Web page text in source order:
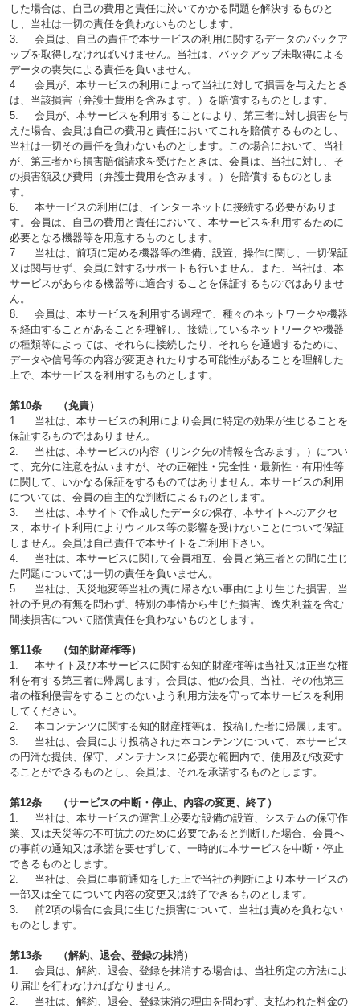
した場合は、自己の費用と責任に於いてかかる問題を解決するものと
し、当社は一切の責任を負わないものとします。
3. 会員は、自己の責任で本サービスの利用に関するデータのバックア
ップを取得しなければいけません。当社は、バックアップ未取得による
データの喪失による責任を負いません。
4. 会員が、本サービスの利用によって当社に対して損害を与えたとき
は、当該損害（弁護士費用を含みます。）を賠償するものとします。
5. 会員が、本サービスを利用することにより、第三者に対し損害を与
えた場合、会員は自己の費用と責任においてこれを賠償するものとし、
当社は一切その責任を負わないものとします。この場合において、当社
が、第三者から損害賠償請求を受けたときは、会員は、当社に対し、そ
の損害額及び費用（弁護士費用を含みます。）を賠償するものとしま
す。
6. 本サービスの利用には、インターネットに接続する必要がありま
す。会員は、自己の費用と責任において、本サービスを利用するために
必要となる機器等を用意するものとします。
7. 当社は、前項に定める機器等の準備、設置、操作に関し、一切保証
又は関与せず、会員に対するサポートも行いません。また、当社は、本
サービスがあらゆる機器等に適合することを保証するものではありませ
ん。
8. 会員は、本サービスを利用する過程で、種々のネットワークや機器
を経由することがあることを理解し、接続しているネットワークや機器
の種類等によっては、それらに接続したり、それらを通過するために、
データや信号等の内容が変更されたりする可能性があることを理解した
上で、本サービスを利用するものとします。
第10条 （免責）
1. 当社は、本サービスの利用により会員に特定の効果が生じることを
保証するものではありません。
2. 当社は、本サービスの内容（リンク先の情報を含みます。）につい
て、充分に注意を払いますが、その正確性・完全性・最新性・有用性等
に関して、いかなる保証をするものではありません。本サービスの利用
については、会員の自主的な判断によるものとします。
3. 当社は、本サイトで作成したデータの保存、本サイトへのアクセ
ス、本サイト利用によりウィルス等の影響を受けないことについて保証
しません。会員は自己責任で本サイトをご利用下さい。
4. 当社は、本サービスに関して会員相互、会員と第三者との間に生じ
た問題については一切の責任を負いません。
5. 当社は、天災地変等当社の責に帰さない事由により生じた損害、当
社の予見の有無を問わず、特別の事情から生じた損害、逸失利益を含む
間接損害について賠償責任を負わないものとします。
第11条 （知的財産権等）
1. 本サイト及び本サービスに関する知的財産権等は当社又は正当な権
利を有する第三者に帰属します。会員は、他の会員、当社、その他第三
者の権利侵害をすることのないよう利用方法を守って本サービスを利用
してください。
2. 本コンテンツに関する知的財産権等は、投稿した者に帰属します。
3. 当社は、会員により投稿された本コンテンツについて、本サービス
の円滑な提供、保守、メンテナンスに必要な範囲内で、使用及び改変す
ることができるものとし、会員は、それを承諾するものとします。
第12条 （サービスの中断・停止、内容の変更、終了）
1. 当社は、本サービスの運営上必要な設備の設置、システムの保守作
業、又は天災等の不可抗力のために必要であると判断した場合、会員へ
の事前の通知又は承諾を要せずして、一時的に本サービスを中断・停止
できるものとします。
2. 当社は、会員に事前通知をした上で当社の判断により本サービスの
一部又は全てについて内容の変更又は終了できるものとします。
3. 前2項の場合に会員に生じた損害について、当社は責めを負わない
ものとします。
第13条 （解約、退会、登録の抹消）
1. 会員は、解約、退会、登録を抹消する場合は、当社所定の方法によ
り届出を行わなければなりません。
2. 当社は、解約、退会、登録抹消の理由を問わず、支払われた料金の